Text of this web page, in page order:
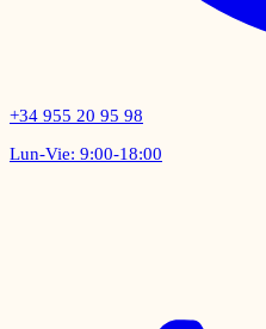
+34 955 20 95 98
Lun-Vie: 9:00-18:00